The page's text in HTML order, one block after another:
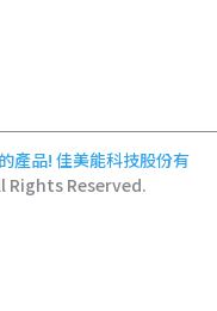
產品! 佳美能科技股份有
Rights Reserved.